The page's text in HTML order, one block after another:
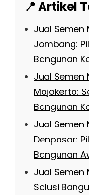
📍 Artikel
Jual Semen
Jombang:
Bangunan
Jual Semen
Mojokerto:
Bangunan
Jual Semen
Denpasar:
Bangunan
Jual Semen
Solusi